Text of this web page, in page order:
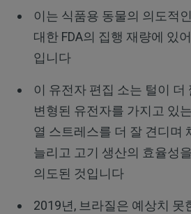
이는 식품용 동물의 의도적
대한 FDA의 집행 재량에 있
입니다
이 유전자 편집 소는 털이 더
변형된 유전자를 가지고 있
열 스트레스를 더 잘 견디며
늘리고 고기 생산의 효율성
의도된 것입니다
2019년, 브라질은 예상치 못